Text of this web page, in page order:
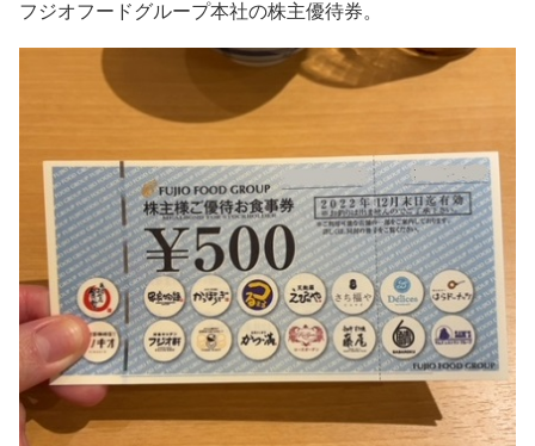
フジオフードグループ本社の株主優待券。